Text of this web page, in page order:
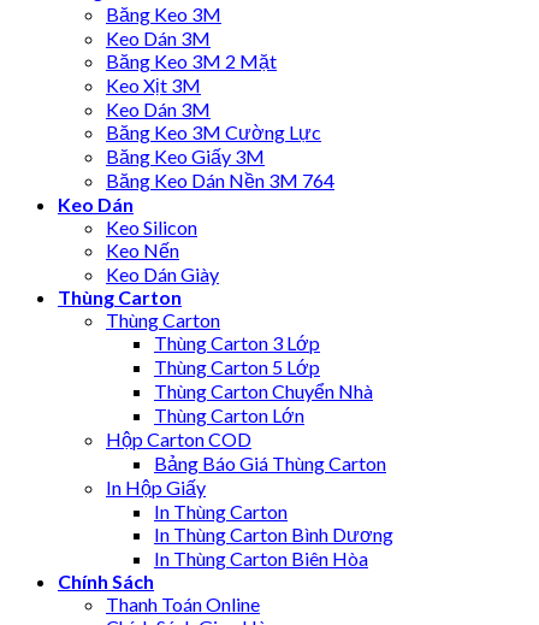
Băng Keo 3M
Keo Dán 3M
Băng Keo 3M 2 Mặt
Keo Xịt 3M
Keo Dán 3M
Băng Keo 3M Cường Lực
Băng Keo Giấy 3M
Băng Keo Dán Nền 3M 764
Keo Dán
Keo Silicon
Keo Nến
Keo Dán Giày
Thùng Carton
Thùng Carton
Thùng Carton 3 Lớp
Thùng Carton 5 Lớp
Thùng Carton Chuyển Nhà
Thùng Carton Lớn
Hộp Carton COD
Bảng Báo Giá Thùng Carton
In Hộp Giấy
In Thùng Carton
In Thùng Carton Bình Dương
In Thùng Carton Biên Hòa
Chính Sách
Thanh Toán Online